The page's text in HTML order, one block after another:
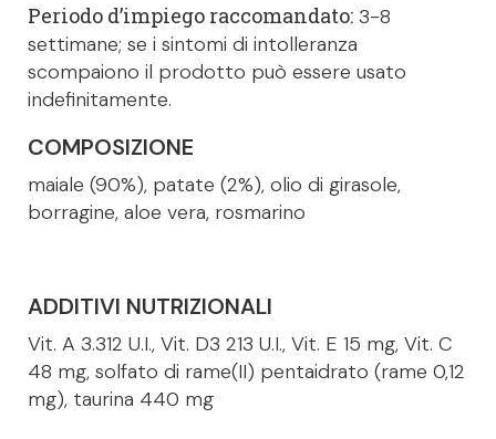
Periodo d’impiego raccomandato: 3-8
settimane; se i sintomi di intolleranza
scompaiono il prodotto può essere usato
indefinitamente.
COMPOSIZIONE
maiale (90%), patate (2%), olio di girasole,
borragine, aloe vera, rosmarino
ADDITIVI NUTRIZIONALI
Vit. A 3.312 U.I., Vit. D3 213 U.I., Vit. E 15 mg, Vit. C
48 mg, solfato di rame(II) pentaidrato (rame 0,12
mg), taurina 440 mg